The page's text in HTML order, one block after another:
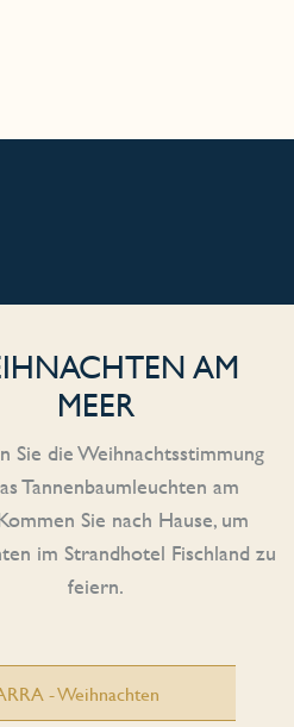
AM
MEER
Sie die Weihnachtsstimmung
Tannenbaumleuchten am
Sie nach Hause, um
im Strandhotel Fischland zu
feiern.
- Weihnachten